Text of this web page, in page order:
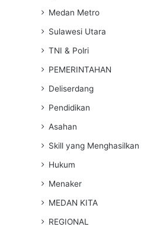
Medan Metro
Sulawesi Utara
TNI & Polri
PEMERINTAHAN
Deliserdang
Pendidikan
Asahan
Skill yang Menghasilkan
Hukum
Menaker
MEDAN KITA
REGIONAL